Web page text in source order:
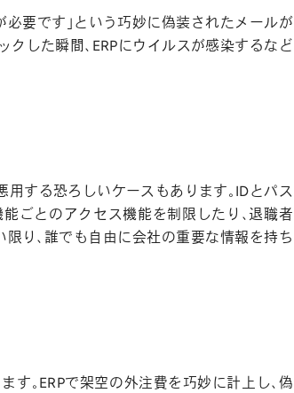
必要です」という巧妙に偽装されたメールが
した瞬間、ERPにウイルスが感染するなど
する恐ろしいケースもあります。IDとパス
ごとのアクセス機能を制限したり、退職者
り、誰でも自由に会社の重要な情報を持ち
。ERPで架空の外注費を巧妙に計上し、偽